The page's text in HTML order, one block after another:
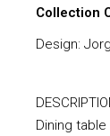
Collection
Design:
Dining